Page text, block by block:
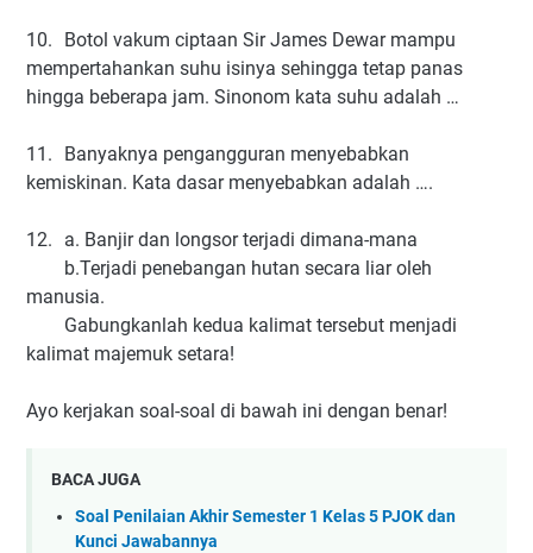
10.
Botol vakum ciptaan Sir James Dewar mampu
mempertahankan suhu isinya sehingga tetap panas
hingga beberapa jam. Sinonom kata suhu adalah …
11.
Banyaknya pengangguran menyebabkan
kemiskinan. Kata dasar menyebabkan adalah ….
12.
a. Banjir dan longsor terjadi dimana-mana
b.Terjadi penebangan hutan secara liar oleh
manusia.
Gabungkanlah kedua kalimat tersebut menjadi
kalimat majemuk setara!
Ayo kerjakan soal-soal di bawah ini dengan benar!
BACA JUGA
Soal Penilaian Akhir Semester 1 Kelas 5 PJOK dan
Kunci Jawabannya